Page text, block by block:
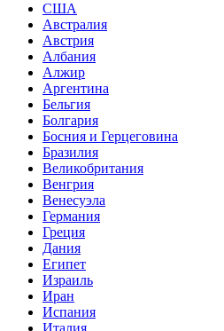
США
Австралия
Австрия
Албания
Алжир
Аргентина
Бельгия
Болгария
Босния и Герцеговина
Бразилия
Великобритания
Венгрия
Венесуэла
Германия
Греция
Дания
Египет
Израиль
Иран
Испания